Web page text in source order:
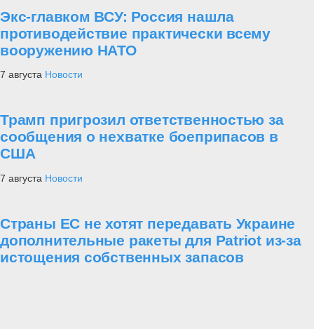
Экс-главком ВСУ: Россия нашла
противодействие практически всему
вооружению НАТО
7 августа Новости
Трамп пригрозил ответственностью за
сообщения о нехватке боеприпасов в
США
7 августа Новости
Страны ЕС не хотят передавать Украине
дополнительные ракеты для Patriot из-за
истощения собственных запасов